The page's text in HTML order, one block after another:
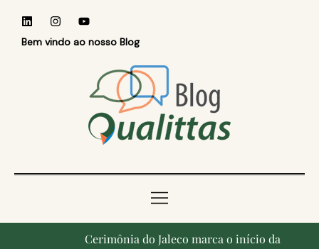
Bem vindo ao nosso Blog
Cerimônia do Jaleco marca o início da